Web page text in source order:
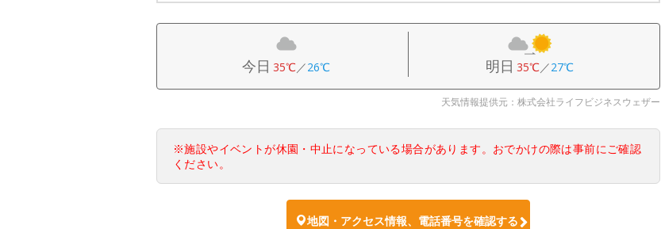
今日 35℃／26℃ 明日 35℃／27℃
天気情報提供元：株式会社ライフビジネスウェザー
※施設やイベントが休園・中止になっている場合があります。おでかけの際は事前にご確認
ください。
地図・アクセス情報、電話番号を確認する